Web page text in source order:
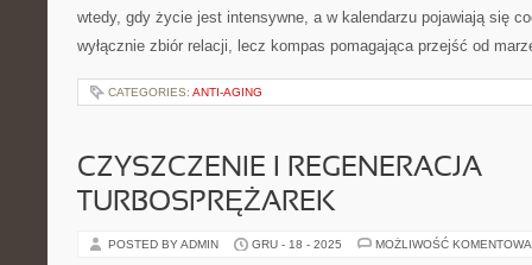
wtedy, gdy życie jest intensywne, a w kalendarzu pojawiają się
wyłącznie zbiór relacji, lecz kompas pomagająca przejść od
CATEGORIES: ANTI-AGING
CZYSZCZENIE I REGENERACJA
TURBOSPRĘŻAREK
POSTED BY ADMIN GRU - 18 - 2025 MOŻLIWOŚĆ